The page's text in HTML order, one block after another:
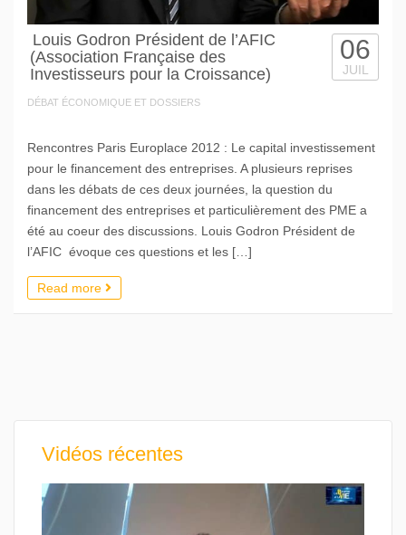
Louis Godron Président de l’AFIC
(Association Française des
Investisseurs pour la Croissance)
DÉBAT ÉCONOMIQUE ET DOSSIERS
06
JUIL
Rencontres Paris Europlace 2012 : Le capital investissement
pour le financement des entreprises. A plusieurs reprises
dans les débats de ces deux journées, la question du
financement des entreprises et particulièrement des PME a
été au coeur des discussions. Louis Godron Président de
l’AFIC évoque ces questions et les […]
Read more
Vidéos récentes